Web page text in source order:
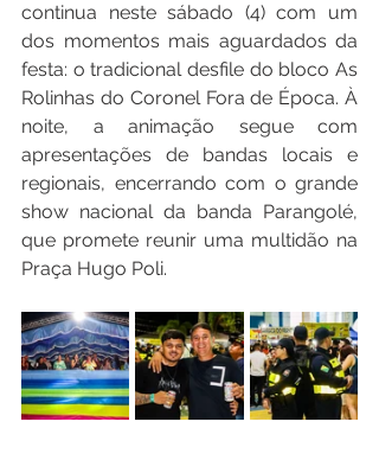
continua neste sábado (4) com um
dos momentos mais aguardados da
festa: o tradicional desfile do bloco As
Rolinhas do Coronel Fora de Época. À
noite, a animação segue com
apresentações de bandas locais e
regionais, encerrando com o grande
show nacional da banda Parangolé,
que promete reunir uma multidão na
Praça Hugo Poli.